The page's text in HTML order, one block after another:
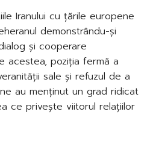
Iranului cu țările europene
demonstrându-și
și cooperare
acestea, poziția fermă a
sale și refuzul de a
au menținut un grad ridicat
ce privește viitorul relațiilor